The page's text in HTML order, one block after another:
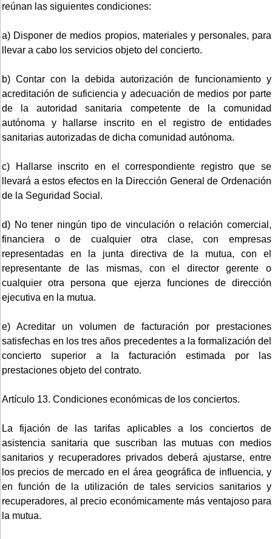
reúnan las siguientes condiciones:
a) Disponer de medios propios, materiales y personales, para
llevar a cabo los servicios objeto del concierto.
b) Contar con la debida autorización de funcionamiento y
acreditación de suficiencia y adecuación de medios por parte
de la autoridad sanitaria competente de la comunidad
autónoma y hallarse inscrito en el registro de entidades
sanitarias autorizadas de dicha comunidad autónoma.
c) Hallarse inscrito en el correspondiente registro que se
llevará a estos efectos en la Dirección General de Ordenación
de la Seguridad Social.
d) No tener ningún tipo de vinculación o relación comercial,
financiera o de cualquier otra clase, con empresas
representadas en la junta directiva de la mutua, con el
representante de las mismas, con el director gerente o
cualquier otra persona que ejerza funciones de dirección
ejecutiva en la mutua.
e) Acreditar un volumen de facturación por prestaciones
satisfechas en los tres años precedentes a la formalización del
concierto superior a la facturación estimada por las
prestaciones objeto del contrato.
Artículo 13. Condiciones económicas de los conciertos.
La fijación de las tarifas aplicables a los conciertos de
asistencia sanitaria que suscriban las mutuas con medios
sanitarios y recuperadores privados deberá ajustarse, entre
los precios de mercado en el área geográfica de influencia, y
en función de la utilización de tales servicios sanitarios y
recuperadores, al precio económicamente más ventajoso para
la mutua.